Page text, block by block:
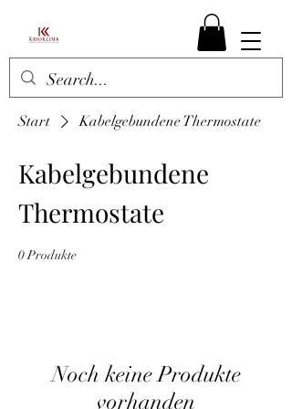
Start Kabelgebundene Thermostate
Kabelgebundene
Thermostate
0 Produkte
Noch keine Produkte
vorhanden